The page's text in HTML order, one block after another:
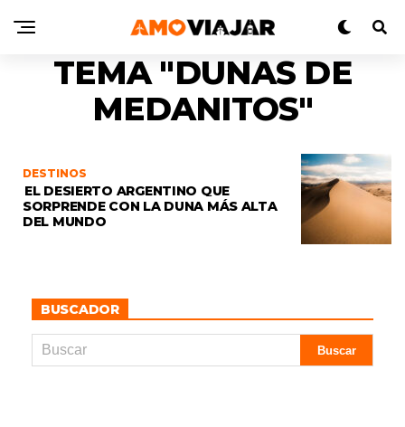
TEMA "DUNAS DE
MEDANITOS"
DESTINOS
EL DESIERTO ARGENTINO QUE
SORPRENDE CON LA DUNA MÁS ALTA
DEL MUNDO
BUSCADOR